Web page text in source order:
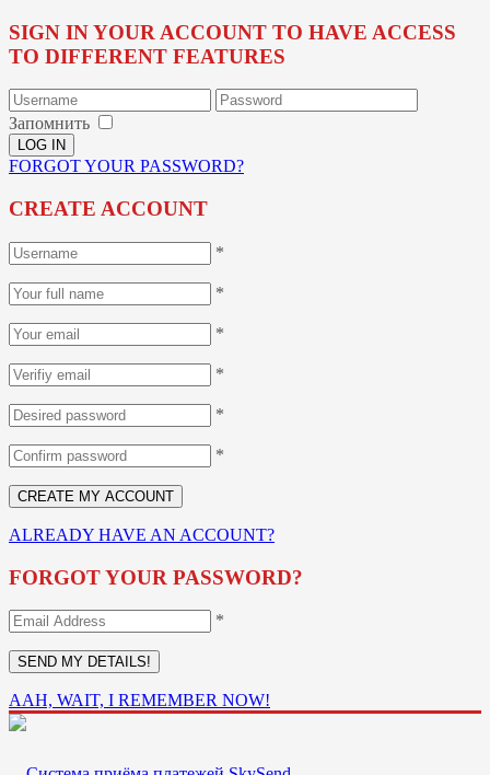
SIGN IN YOUR ACCOUNT TO HAVE ACCESS
TO DIFFERENT FEATURES
Запомнить
FORGOT YOUR PASSWORD?
CREATE ACCOUNT
*
*
*
*
*
*
ALREADY HAVE AN ACCOUNT?
FORGOT YOUR PASSWORD?
*
AAH, WAIT, I REMEMBER NOW!